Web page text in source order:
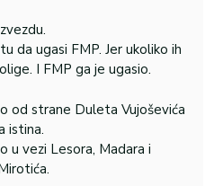
da ugasi FMP. Jer ukoliko ih
I FMP ga je ugasio.
od strane Duleta Vujoševića
istina.
u vezi Lesora, Madara i